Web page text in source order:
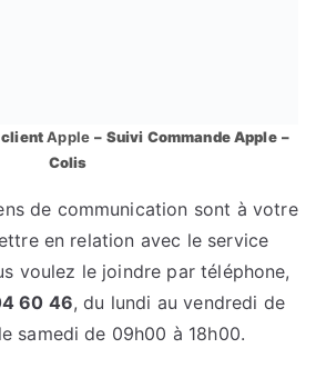
clientApple – Suivi CommandeApple –
Colis
de communication sont à votre
en relation avec le service
voulez le joindre par téléphone,
60 46, du lundi au vendredi de
samedi de 09h00 à 18h00.